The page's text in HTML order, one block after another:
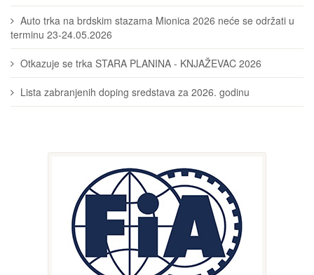
Auto trka na brdskim stazama Mionica 2026 neće se održati u
terminu 23-24.05.2026
Otkazuje se trka STARA PLANINA - KNJAŽEVAC 2026
Lista zabranjenih doping sredstava za 2026. godinu